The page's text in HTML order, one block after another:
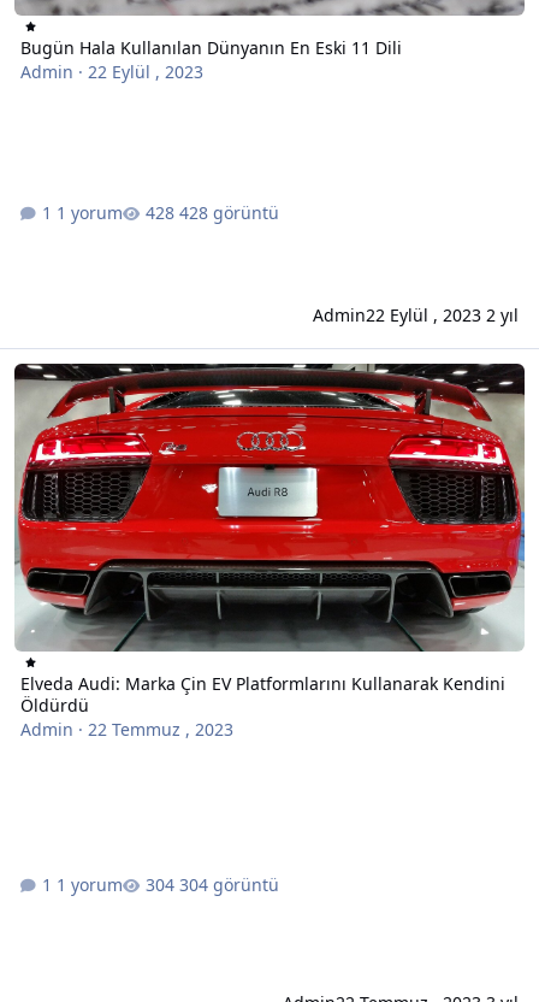
Bugün Hala Kullanılan Dünyanın En Eski 11 Dili
Admin · 22 Eylül , 2023
1 yorum 428 görüntü
Admin22 Eylül , 20232 yıl
Elveda Audi: Marka Çin EV Platformlarını Kullanarak Kendini
Elveda Audi: Marka Çin EV Platformlarını Kullanarak Kendini
Öldürdü
Admin · 22 Temmuz , 2023
1 yorum 304 görüntü